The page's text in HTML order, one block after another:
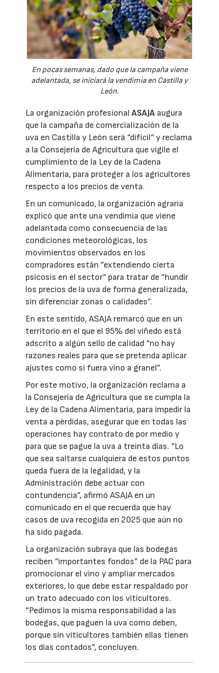
En pocas semanas, dado que la campaña viene
adelantada, se iniciará la vendimia en Castilla y
León.
La organización profesionalASAJA augura
que la campaña de comercialización de la
uva en Castilla y León será “difícil“ y reclama
a la Consejería de Agricultura que vigile el
cumplimiento de la Ley de la Cadena
Alimentaria, para proteger a los agricultores
respecto a los precios de venta.
En un comunicado, la organización agraria
explicó que ante una vendimia que viene
adelantada como consecuencia de las
condiciones meteorológicas, los
movimientos observados en los
compradores están ”extendiendo cierta
psicosis en el sector“ para tratar de ”hundir
los precios de la uva de forma generalizada,
sin diferenciar zonas o calidades”.
En este sentido, ASAJA remarcó que en un
territorio en el que el 95% del viñedo está
adscrito a algún sello de calidad “no hay
razones reales para que se pretenda aplicar
ajustes como si fuera vino a granel”.
Por este motivo, la organización reclama a
la Consejería de Agricultura que se cumpla la
Ley de la Cadena Alimentaria, para impedir la
venta a pérdidas, asegurar que en todas las
operaciones hay contrato de por medio y
para que se pague la uva a treinta días. “Lo
que sea saltarse cualquiera de estos puntos
queda fuera de la legalidad, y la
Administración debe actuar con
contundencia”, afirmó ASAJA en un
comunicado en el que recuerda que hay
casos de uva recogida en 2025 que aún no
ha sido pagada.
La organización subraya que las bodegas
reciben “importantes fondos” de la PAC para
promocionar el vino y ampliar mercados
exteriores, lo que debe estar respaldado por
un trato adecuado con los viticultores.
“Pedimos la misma responsabilidad a las
bodegas, que paguen la uva como deben,
porque sin viticultores también ellas tienen
los días contados”, concluyen.